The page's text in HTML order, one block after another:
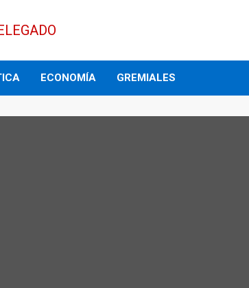
DELEGADO
ECONOMÍA GREMIALES